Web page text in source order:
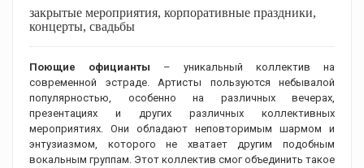
закрытые мероприятия, корпоративные праздники,
концерты, свадьбы
Поющие официанты – уникальный коллектив на
современной эстраде. Артисты пользуются небывалой
популярностью, особенно на различных вечерах,
презентациях и других различных коллективных
мероприятиях. Они обладают неповторимым шармом и
энтузиазмом, которого не хватает другим подобным
вокальным группам. Этот коллектив смог объединить такое